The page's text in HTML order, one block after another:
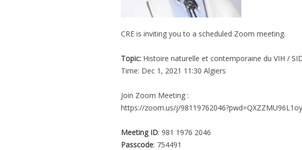
CRE is inviting you to a scheduled Zoom meeting.
Topic:Histoire naturelle et contemporaine du VIH /
Time: Dec 1, 2021 11:30 Algiers
Join Zoom Meeting :
https://zoom.us/j/
Meeting ID: 981 1976 2046
Passcode: 754491